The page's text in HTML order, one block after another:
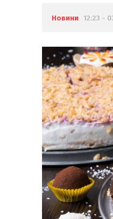
Новини 12:23 -